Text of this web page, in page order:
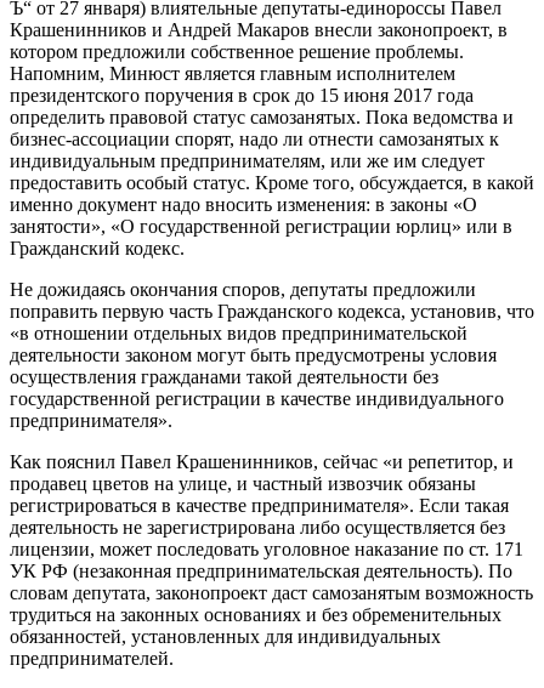
Ъ“ от 27 января) влиятельные депутаты-единороссы Павел
Крашенинников и Андрей Макаров внесли законопроект, в
котором предложили собственное решение проблемы.
Напомним, Минюст является главным исполнителем
президентского поручения в срок до 15 июня 2017 года
определить правовой статус самозанятых. Пока ведомства и
бизнес-ассоциации спорят, надо ли отнести самозанятых к
индивидуальным предпринимателям, или же им следует
предоставить особый статус. Кроме того, обсуждается, в какой
именно документ надо вносить изменения: в законы «О
занятости», «О государственной регистрации юрлиц» или в
Гражданский кодекс.
Не дожидаясь окончания споров, депутаты предложили
поправить первую часть Гражданского кодекса, установив, что
«в отношении отдельных видов предпринимательской
деятельности законом могут быть предусмотрены условия
осуществления гражданами такой деятельности без
государственной регистрации в качестве индивидуального
предпринимателя».
Как пояснил Павел Крашенинников, сейчас «и репетитор, и
продавец цветов на улице, и частный извозчик обязаны
регистрироваться в качестве предпринимателя». Если такая
деятельность не зарегистрирована либо осуществляется без
лицензии, может последовать уголовное наказание по ст. 171
УК РФ (незаконная предпринимательская деятельность). По
словам депутата, законопроект даст самозанятым возможность
трудиться на законных основаниях и без обременительных
обязанностей, установленных для индивидуальных
предпринимателей.